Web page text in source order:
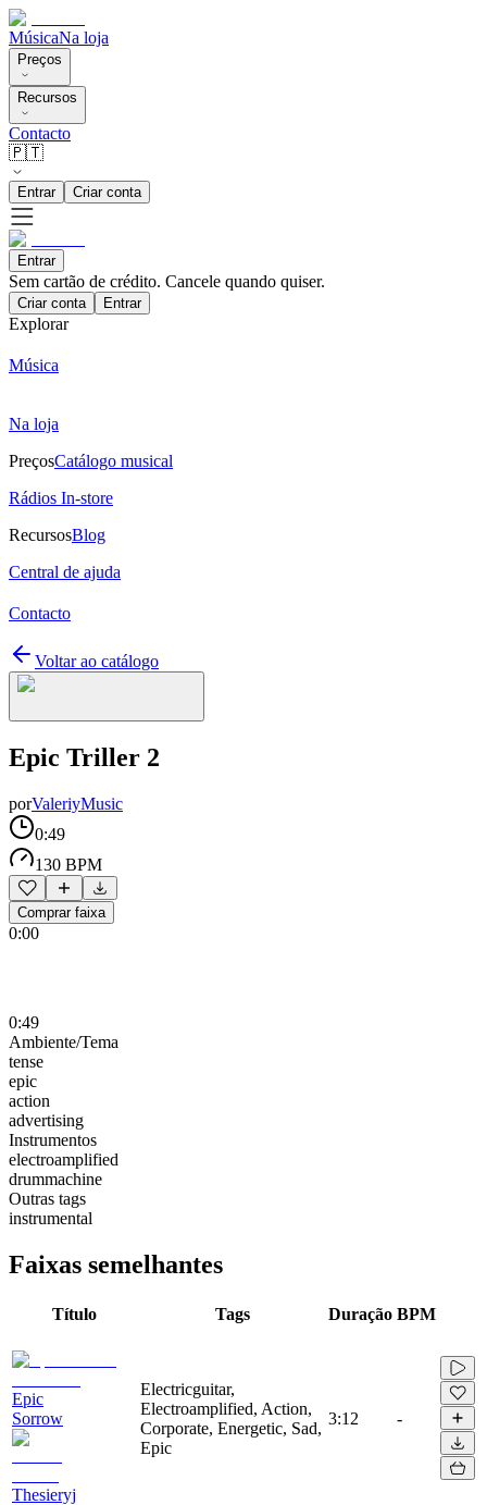
MúsicaNa loja
Preços
Recursos
Contacto
🇵🇹
Entrar Criar conta
Entrar
Sem cartão de crédito. Cancele quando quiser.
Criar conta Entrar
Explorar
Música
Na loja
PreçosCatálogo musical
Rádios In-store
RecursosBlog
Central de ajuda
Contacto
Voltar ao catálogo
Epic Triller 2
porValeriyMusic
0:49
130 BPM
Comprar faixa
0:00
0:49
Ambiente/Tema
tense
epic
action
advertising
Instrumentos
electroamplified
drummachine
Outras tags
instrumental
Faixas semelhantes
Título Tags Duração BPM
Epic
Sorrow
Thesieryj
Electricguitar,
Electroamplified, Action,
Corporate, Energetic, Sad,
Epic
3:12 -